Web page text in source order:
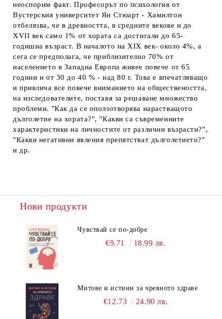
неоспорим факт. Професорът по психология от
Вустерския университет Ян Стюарт - Хамилтон
отбелязва, че в древността, в средните векове и до
XVII век само 1% от хората са достигали до 65-
годишна възраст. В началото на XIX век- около 4%, а
сега се предполага, че приблизително 70% от
населението в Западна Европа живее повече от 65
години и от 30 до 40 % - над 80 г. Това е впечатляващо
и привлича все повече вниманието на обществеността,
на изследователите, поставя за решаване множество
проблеми. "Как да се оползотворява нарастващото
дълголетие на хората?", "Какви са съвременните
характеристики на личностите от различни възрасти?",
"Какви негативни явления препятстват дълголетието?"
и др.
Нови продукти
Чувствай се по-добре
€9.71 18.99 лв.
Митове и истини за чревното здраве
€12.73 24.90 лв.